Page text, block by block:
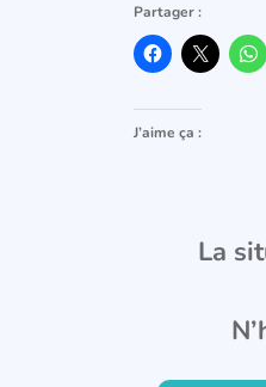
Partager :
J’aime ça :
La